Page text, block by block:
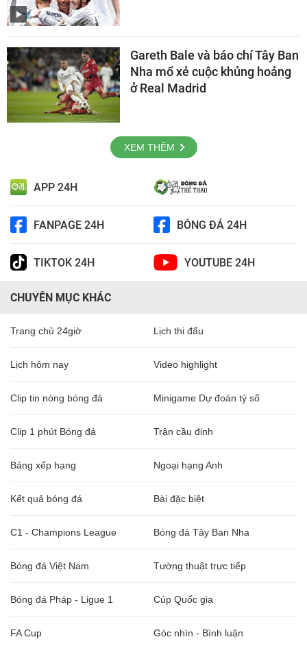
Gareth Bale và báo chí Tây Ban
Nha mổ xẻ cuộc khủng hoảng
ở Real Madrid
XEM THÊM
APP 24H
FANPAGE 24H BÓNG ĐÁ 24H
TIKTOK 24H YOUTUBE 24H
CHUYÊN MỤC KHÁC
Trang chủ 24giờ Lịch thi đấu
Lịch hôm nay Video highlight
Clip tin nóng bóng đá Minigame Dự đoán tỷ số
Clip 1 phút Bóng đá Trận cầu đinh
Bảng xếp hạng Ngoại hạng Anh
Kết quả bóng đá Bài đặc biệt
C1 - Champions League Bóng đá Tây Ban Nha
Bóng đá Việt Nam Tường thuật trực tiếp
Bóng đá Pháp - Ligue 1 Cúp Quốc gia
FA Cup Góc nhìn - Bình luận